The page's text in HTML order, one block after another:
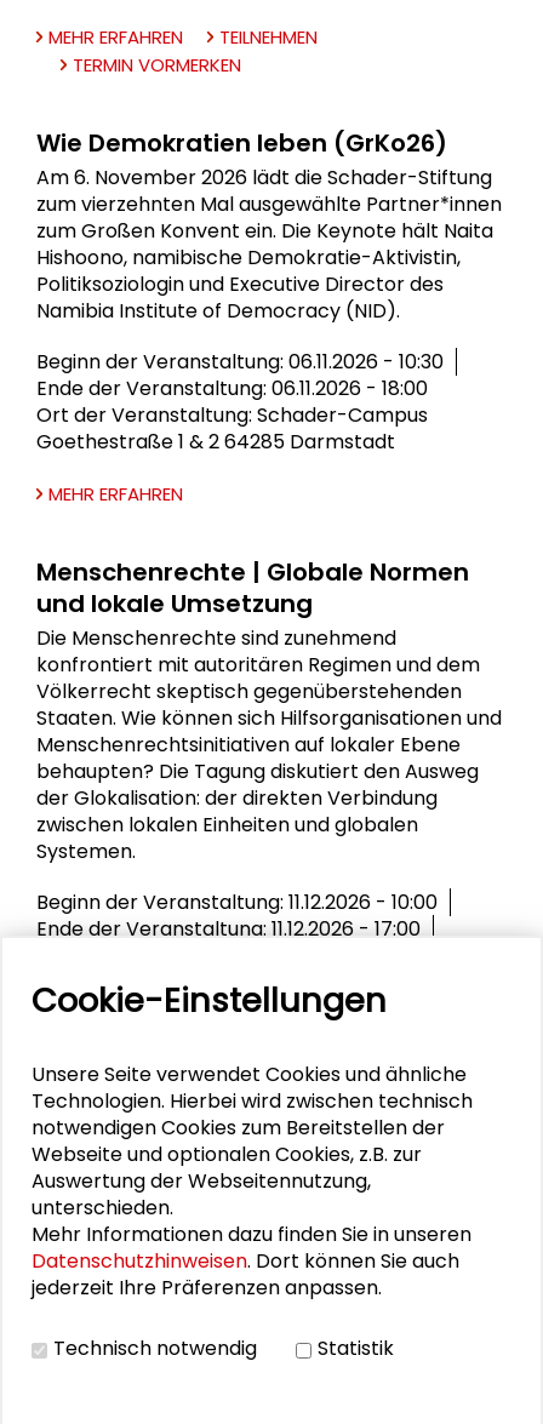
MEHR ERFAHREN
TEILNEHMEN
TERMIN VORMERKEN
Wie Demokratien leben (GrKo26)
Am 6. November 2026 lädt die Schader-Stiftung
zum vierzehnten Mal ausgewählte Partner*innen
zum Großen Konvent ein. Die Keynote hält Naita
Hishoono, namibische Demokratie-Aktivistin,
Politiksoziologin und Executive Director des
Namibia Institute of Democracy (NID).
Beginn der Veranstaltung: 06.11.2026 - 10:30
Ende der Veranstaltung: 06.11.2026 - 18:00
Ort der Veranstaltung: Schader-Campus
Goethestraße 1 & 2 64285 Darmstadt
MEHR ERFAHREN
Menschenrechte | Globale Normen
und lokale Umsetzung
Die Menschenrechte sind zunehmend
konfrontiert mit autoritären Regimen und dem
Völkerrecht skeptisch gegenüberstehenden
Staaten. Wie können sich Hilfsorganisationen und
Menschenrechtsinitiativen auf lokaler Ebene
behaupten? Die Tagung diskutiert den Ausweg
der Glokalisation: der direkten Verbindung
zwischen lokalen Einheiten und globalen
Systemen.
Beginn der Veranstaltung: 11.12.2026 - 10:00
Ende der Veranstaltung: 11.12.2026 - 17:00
Ort der Veranstaltung: Schader-Forum |
Goethestraße 2 | 64285 Darmstadt
MEHR ERFAHREN
TEILNEHMEN
TERMIN VORMERKEN
Einladung zum Austausch zwischen
Ost und West in Darmstadt
Mehr innerdeutscher Austausch zwischen Ost
und West tut Not. Eine besondere Einladung an
ostdeutsche Kolleg*innen nach Darmstadt.
Beginn der Veranstaltung: 31.12.2026 - 12:00
Ende der Veranstaltung: 31.12.2026 - 12:00
Cookie-Einstellungen
Unsere Seite verwendet Cookies und ähnliche
Technologien. Hierbei wird zwischen technisch
notwendigen Cookies zum Bereitstellen der
Webseite und optionalen Cookies, z.B. zur
Auswertung der Webseitennutzung,
unterschieden.
Mehr Informationen dazu finden Sie in unseren
Datenschutzhinweisen. Dort können Sie auch
jederzeit Ihre Präferenzen anpassen.
Technisch notwendig Statistik